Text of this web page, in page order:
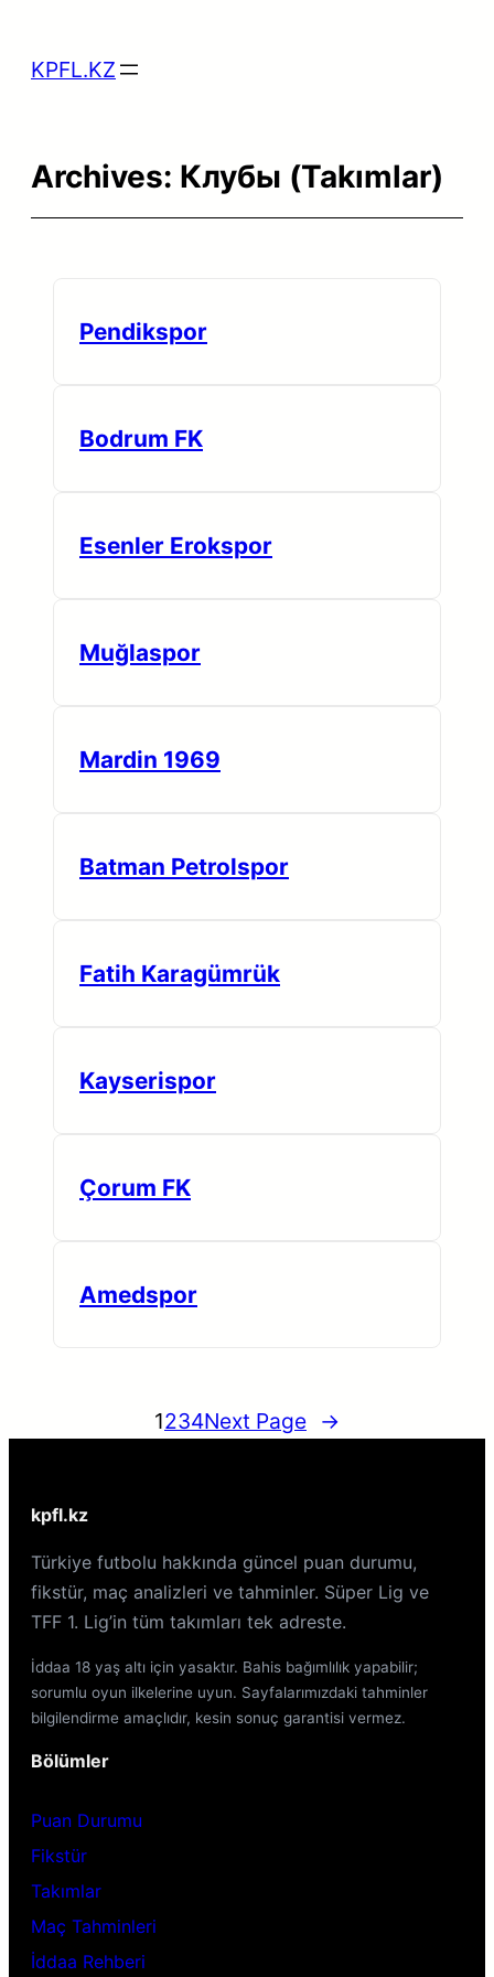
KPFL.KZ
Archives: Клубы (Takımlar)
Pendikspor
Bodrum FK
Esenler Erokspor
Muğlaspor
Mardin 1969
Batman Petrolspor
Fatih Karagümrük
Kayserispor
Çorum FK
Amedspor
1234Next Page →
kpfl.kz
Türkiye futbolu hakkında güncel puan durumu,
fikstür, maç analizleri ve tahminler. Süper Lig ve
TFF 1. Lig’in tüm takımları tek adreste.
İddaa 18 yaş altı için yasaktır. Bahis bağımlılık yapabilir;
sorumlu oyun ilkelerine uyun. Sayfalarımızdaki tahminler
bilgilendirme amaçlıdır, kesin sonuç garantisi vermez.
Bölümler
Puan Durumu
Fikstür
Takımlar
Maç Tahminleri
İddaa Rehberi